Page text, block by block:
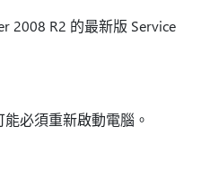
2008 R2 的最新版 Service
必須重新啟動電腦。